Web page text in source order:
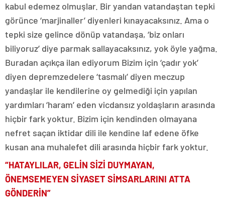
kabul edemez olmuşlar. Bir yandan vatandaştan tepki
görünce ‘marjinaller’ diyenleri kınayacaksınız. Ama o
tepki size gelince dönüp vatandaşa, ‘biz onları
biliyoruz’ diye parmak sallayacaksınız, yok öyle yağma.
Buradan açıkça ilan ediyorum Bizim için ‘çadır yok’
diyen depremzedelere ‘tasmalı’ diyen meczup
yandaşlar ile kendilerine oy gelmediği için yapılan
yardımları ‘haram’ eden vicdansız yoldaşların arasında
hiçbir fark yoktur. Bizim için kendinden olmayana
nefret saçan iktidar dili ile kendine laf edene öfke
kusan ana muhalefet dili arasında hiçbir fark yoktur.
“HATAYLILAR, GELİN SİZİ DUYMAYAN,
ÖNEMSEMEYEN SİYASET SİMSARLARINI ATTA
GÖNDERİN”